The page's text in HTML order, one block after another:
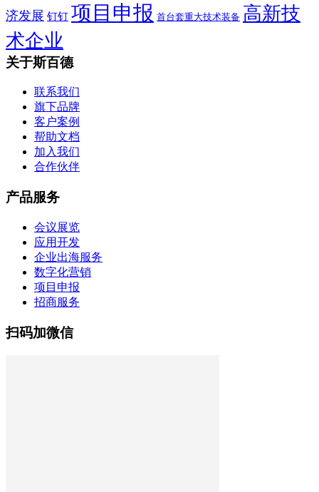
济发展 钉钉 项目申报 首台套重大技术装备 高新技
术企业
关于斯百德
联系我们
旗下品牌
客户案例
帮助文档
加入我们
合作伙伴
产品服务
会议展览
应用开发
企业出海服务
数字化营销
项目申报
招商服务
扫码加微信